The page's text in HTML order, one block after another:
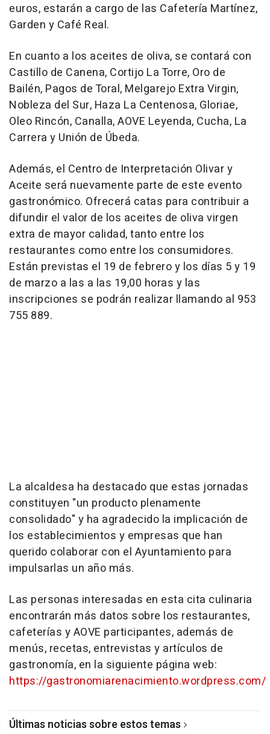
euros, estarán a cargo de las Cafetería Martínez,
Garden y Café Real.
En cuanto a los aceites de oliva, se contará con
Castillo de Canena, Cortijo La Torre, Oro de
Bailén, Pagos de Toral, Melgarejo Extra Virgin,
Nobleza del Sur, Haza La Centenosa, Gloriae,
Oleo Rincón, Canalla, AOVE Leyenda, Cucha, La
Carrera y Unión de Úbeda.
Además, el Centro de Interpretación Olivar y
Aceite será nuevamente parte de este evento
gastronómico. Ofrecerá catas para contribuir a
difundir el valor de los aceites de oliva virgen
extra de mayor calidad, tanto entre los
restaurantes como entre los consumidores.
Están previstas el 19 de febrero y los días 5 y 19
de marzo a las a las 19,00 horas y las
inscripciones se podrán realizar llamando al 953
755 889.
La alcaldesa ha destacado que estas jornadas
constituyen "un producto plenamente
consolidado" y ha agradecido la implicación de
los establecimientos y empresas que han
querido colaborar con el Ayuntamiento para
impulsarlas un año más.
Las personas interesadas en esta cita culinaria
encontrarán más datos sobre los restaurantes,
cafeterías y AOVE participantes, además de
menús, recetas, entrevistas y artículos de
gastronomía, en la siguiente página web:
https://gastronomiarenacimiento.wordpress.com/
Últimas noticias sobre estos temas